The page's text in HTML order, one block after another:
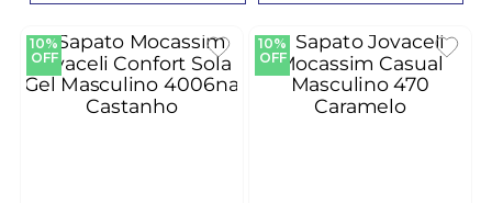
10%
OFF
10%
OFF